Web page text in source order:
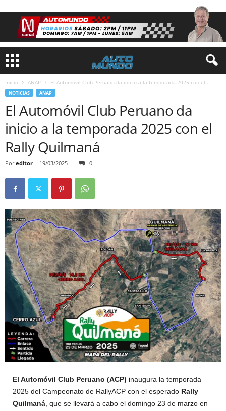
Inicio ANAP El Automóvil Club Peruano da inicio a la temporada 2025 con el...
NOTICIAS ANAP
El Automóvil Club Peruano da
inicio a la temporada 2025 con el
Rally Quilmaná
Por editor - 19/03/2025 0
El Automóvil Club Peruano (ACP) inaugura la temporada
2025 del Campeonato de RallyACP con el esperado Rally
Quilmaná, que se llevará a cabo el domingo 23 de marzo en